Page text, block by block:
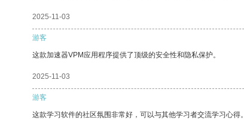
2025-11-03
游客
这款加速器VPM应用程序提供了顶级的安全性和隐私保护。
2025-11-03
游客
这款学习软件的社区氛围非常好，可以与其他学习者交流学习心得。